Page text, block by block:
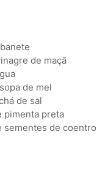
de maçã
sopa de mel
de sal
pimenta preta
sementes de coentro